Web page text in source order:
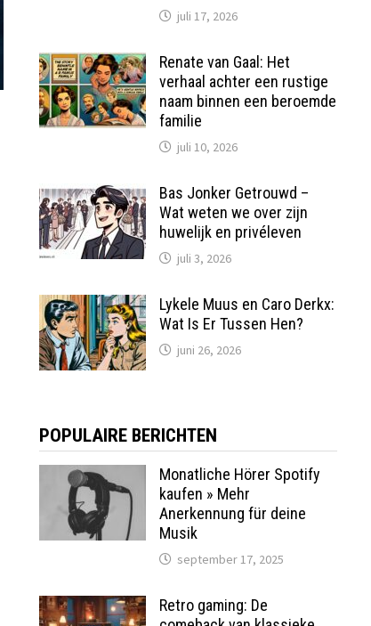
juli 17, 2026
Renate van Gaal: Het
verhaal achter een rustige
naam binnen een beroemde
familie
juli 10, 2026
Bas Jonker Getrouwd –
Wat weten we over zijn
huwelijk en privéleven
juli 3, 2026
Lykele Muus en Caro Derkx:
Wat Is Er Tussen Hen?
juni 26, 2026
POPULAIRE BERICHTEN
Monatliche Hörer Spotify
kaufen » Mehr
Anerkennung für deine
Musik
september 17, 2025
Retro gaming: De